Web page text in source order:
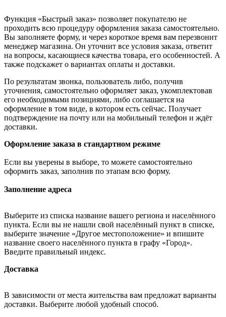
Функция «Быстрый заказ» позволяет покупателю не
проходить всю процедуру оформления заказа самостоятельно.
Вы заполняете форму, и через короткое время вам перезвонит
менеджер магазина. Он уточнит все условия заказа, ответит
на вопросы, касающиеся качества товара, его особенностей. А
также подскажет о вариантах оплаты и доставки.
По результатам звонка, пользователь либо, получив
уточнения, самостоятельно оформляет заказ, укомплектовав
его необходимыми позициями, либо соглашается на
оформление в том виде, в котором есть сейчас. Получает
подтверждение на почту или на мобильный телефон и ждёт
доставки.
Оформление заказа в стандартном режиме
Если вы уверены в выборе, то можете самостоятельно
оформить заказ, заполнив по этапам всю форму.
Заполнение адреса
Выберите из списка название вашего региона и населённого
пункта. Если вы не нашли свой населённый пункт в списке,
выберите значение «Другое местоположение» и впишите
название своего населённого пункта в графу «Город».
Введите правильный индекс.
Доставка
В зависимости от места жительства вам предложат варианты
доставки. Выберите любой удобный способ.